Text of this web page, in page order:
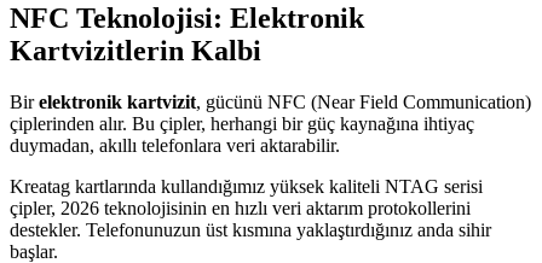
NFC Teknolojisi: Elektronik
Kartvizitlerin Kalbi
Birelektronik kartvizit, gücünü NFC (Near Field Communication)
çiplerinden alır. Bu çipler, herhangi bir güç kaynağına ihtiyaç
duymadan, akıllı telefonlara veri aktarabilir.
Kreatag kartlarında kullandığımız yüksek kaliteli NTAG serisi
çipler, 2026 teknolojisinin en hızlı veri aktarım protokollerini
destekler. Telefonunuzun üst kısmına yaklaştırdığınız anda sihir
başlar.